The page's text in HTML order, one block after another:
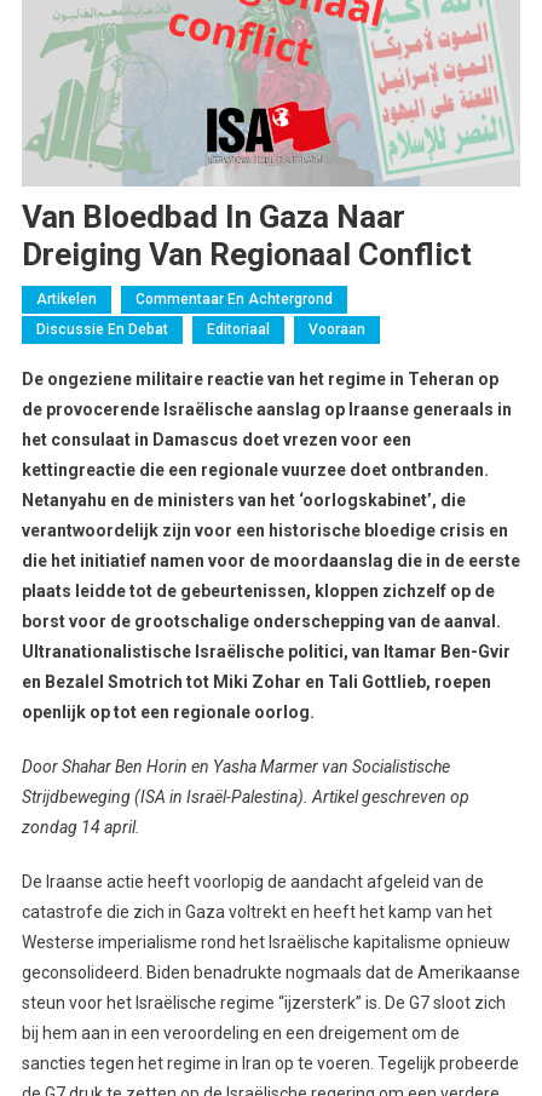
Van Bloedbad In Gaza Naar
Dreiging Van Regionaal Conflict
Artikelen
Commentaar En Achtergrond
Discussie En Debat
Editoriaal Vooraan
De ongeziene militaire reactie van het regime in Teheran op
de provocerende Israëlische aanslag op Iraanse generaals in
het consulaat in Damascus doet vrezen voor een
kettingreactie die een regionale vuurzee doet ontbranden.
Netanyahu en de ministers van het ‘oorlogskabinet’, die
verantwoordelijk zijn voor een historische bloedige crisis en
die het initiatief namen voor de moordaanslag die in de eerste
plaats leidde tot de gebeurtenissen, kloppen zichzelf op de
borst voor de grootschalige onderschepping van de aanval.
Ultranationalistische Israëlische politici, van Itamar Ben-Gvir
en Bezalel Smotrich tot Miki Zohar en Tali Gottlieb, roepen
openlijk op tot een regionale oorlog.
Door Shahar Ben Horin en Yasha Marmer van Socialistische
Strijdbeweging (ISA in Israël-Palestina). Artikel geschreven op
zondag 14 april.
De Iraanse actie heeft voorlopig de aandacht afgeleid van de
catastrofe die zich in Gaza voltrekt en heeft het kamp van het
Westerse imperialisme rond het Israëlische kapitalisme opnieuw
geconsolideerd. Biden benadrukte nogmaals dat de Amerikaanse
steun voor het Israëlische regime “ijzersterk” is. De G7 sloot zich
bij hem aan in een veroordeling en een dreigement om de
sancties tegen het regime in Iran op te voeren. Tegelijk probeerde